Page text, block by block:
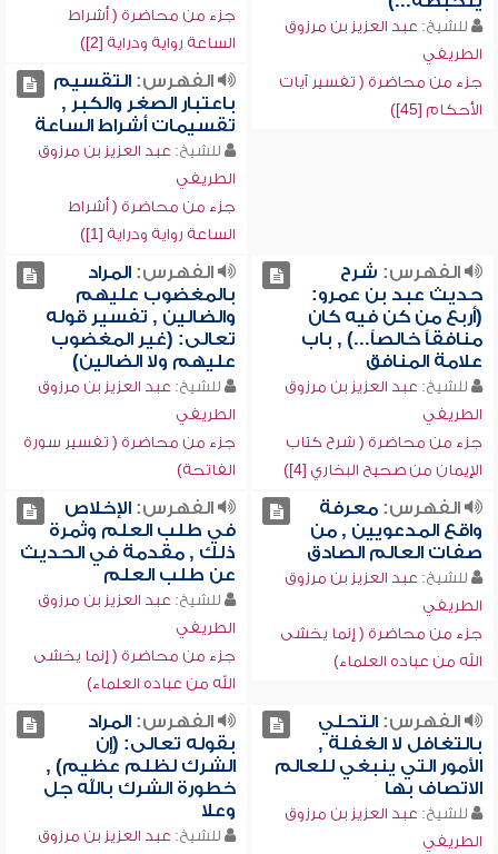
للشيخ: عبد العزيز بن مرزوق
الطريفي
جزء من محاضرة ( تفسير آيات
الأحكام [45])
جزء من محاضرة ( أشراط
الساعة رواية ودراية [2])
الفهرس:التقسيم
باعتبار الصغر والكبر ,
تقسيمات أشراط الساعة
للشيخ: عبد العزيز بن مرزوق
الطريفي
جزء من محاضرة ( أشراط
الساعة رواية ودراية [1])
الفهرس: شرح
حديث عبد بن عمرو:
(أربع من كن فيه كان
منافقاً خالصاً...) , باب
علامة المنافق
للشيخ: عبد العزيز بن مرزوق
الطريفي
جزء من محاضرة ( شرح كتاب
الإيمان من صحيح البخاري [4])
الفهرس:المراد
بالمغضوب عليهم
والضالين , تفسير قوله
تعالى: (غير المغضوب
عليهم ولا الضالين)
للشيخ: عبد العزيز بن مرزوق
الطريفي
جزء من محاضرة ( تفسير سورة
الفاتحة)
الفهرس:معرفة
واقع المدعويين , من
صفات العالم الصادق
للشيخ: عبد العزيز بن مرزوق
الطريفي
جزء من محاضرة ( إنما يخشى
الله من عباده العلماء)
الفهرس:الإخلاص
في طلب العلم وثمرة
ذلك , مقدمة في الحديث
عن طلب العلم
للشيخ: عبد العزيز بن مرزوق
الطريفي
جزء من محاضرة ( إنما يخشى
الله من عباده العلماء)
الفهرس:التحلي
بالتغافل لا الغفلة ,
الأمور التي ينبغي للعالم
الاتصاف بها
للشيخ: عبد العزيز بن مرزوق
الطريفي
الفهرس:المراد
بقوله تعالى: (إن
الشرك لظلم عظيم) ,
خطورة الشرك بالله جل
وعلا
للشيخ: عبد العزيز بن مرزوق